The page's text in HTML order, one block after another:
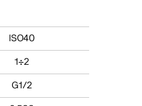
ISO40
1÷2
G1/2